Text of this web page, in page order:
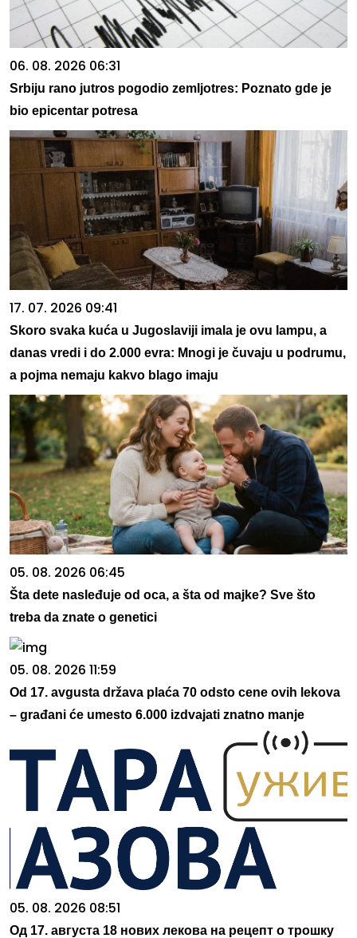
06. 08. 2026 06:31
Srbiju rano jutros pogodio zemljotres: Poznato gde je
bio epicentar potresa
17. 07. 2026 09:41
Skoro svaka kuća u Jugoslaviji imala je ovu lampu, a
danas vredi i do 2.000 evra: Mnogi je čuvaju u podrumu,
a pojma nemaju kakvo blago imaju
05. 08. 2026 06:45
Šta dete nasleđuje od oca, a šta od majke? Sve što
treba da znate o genetici
05. 08. 2026 11:59
Od 17. avgusta država plaća 70 odsto cene ovih lekova
– građani će umesto 6.000 izdvajati znatno manje
05. 08. 2026 08:51
Од 17. августа 18 нових лекова на рецепт о трошку